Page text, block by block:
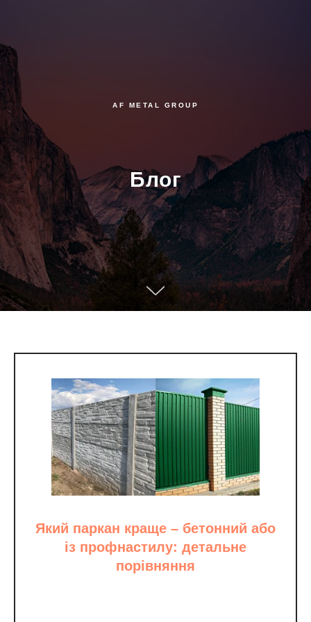
AF METAL GROUP
Блог
Який паркан краще – бетонний або
із профнастилу: детальне
порівняння